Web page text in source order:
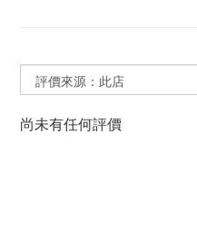
尚未有任何評價